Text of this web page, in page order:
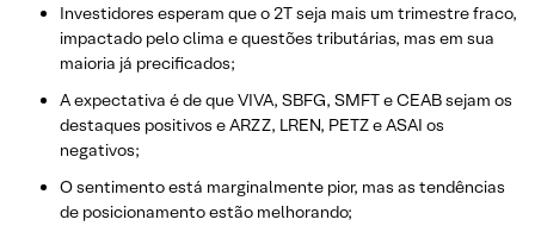
Investidores esperam que o 2T seja mais um trimestre fraco,
impactado pelo clima e questões tributárias, mas em sua
maioria já precificados;
A expectativa é de que VIVA, SBFG, SMFT e CEAB sejam os
destaques positivos e ARZZ, LREN, PETZ e ASAI os
negativos;
O sentimento está marginalmente pior, mas as tendências
de posicionamento estão melhorando;